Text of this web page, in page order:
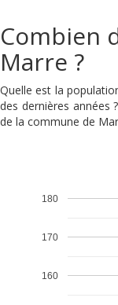
Combien
Marre ?
Quelle est la
des dernières années
de la commune de
160
170
180